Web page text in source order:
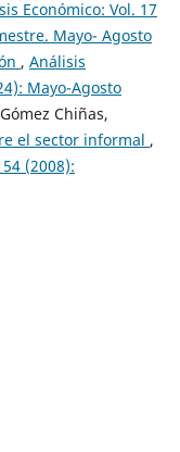
Económico: Vol. 17
Mayo- Agosto
, Análisis
Mayo-Agosto
Chiñas,
el sector informal ,
(2008):